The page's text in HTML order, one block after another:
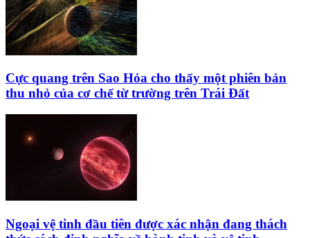
Cực quang trên Sao Hỏa cho thấy một phiên bản
thu nhỏ của cơ chế từ trường trên Trái Đất
Ngoại vệ tinh đầu tiên được xác nhận đang thách